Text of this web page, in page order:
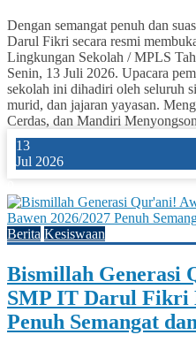
Dengan semangat penuh dan
Darul Fikri secara resmi
Lingkungan Sekolah / MPLS
Senin, 13 Juli 2026. Upacara
sekolah ini dihadiri oleh seluruh
murid, dan jajaran yayasan.
Cerdas, dan Mandiri
13
Jul 2026
Berita Kesiswaan
Bismillah Generasi
SMP IT Darul Fikri
Penuh Semangat